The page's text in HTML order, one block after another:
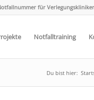
für
Notfalltraining
Du bist hier: